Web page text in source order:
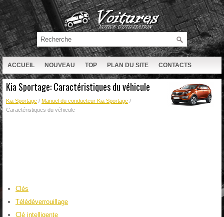
ACCUEIL NOUVEAU TOP PLAN DU SITE CONTACTS
RECHERCHE
Kia Sportage: Caractéristiques du véhicule
Kia Sportage / Manuel du conducteur Kia Sportage /
Caractéristiques du véhicule
Clés
Télédéverrouillage
Clé intelligente